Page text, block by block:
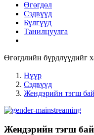
Өгөгдөл
Сэдвүүд
Бүлгүүд
Танилцуулга
Өгөгдлийн бүрдлүүдийг
Нүүр
Сэдвүүд
Жендэрийн тэгш
Жендэрийн тэгш